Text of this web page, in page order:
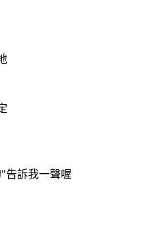
告訴我一聲喔